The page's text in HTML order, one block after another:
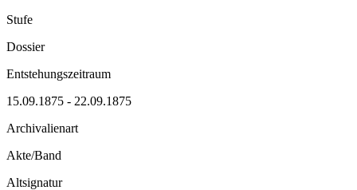
Stufe
Dossier
Entstehungszeitraum
15.09.1875 - 22.09.1875
Archivalienart
Akte/Band
Altsignatur